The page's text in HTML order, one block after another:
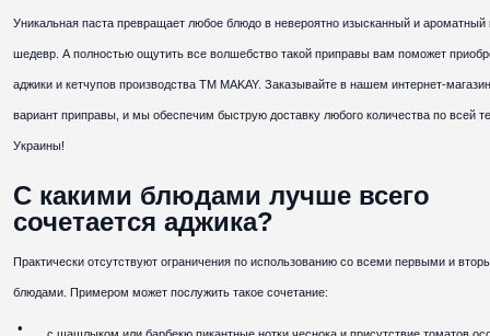
Уникальная паста превращает любое блюдо в невероятно изысканный и ароматный
шедевр. А полностью ощутить все волшебство такой приправы вам поможет
аджики и кетчупов производства ТМ MAKAY. Заказывайте в нашем интернет-
вариант приправы, и мы обеспечим быструю доставку любого количества по всей
Украины!
С какими блюдами лучше всего
сочетается аджика?
Практически отсутствуют ограничения по использованию со всеми первыми и
блюдами. Примером может послужить такое сочетание: